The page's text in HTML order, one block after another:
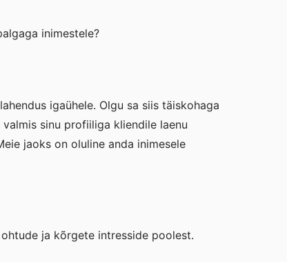
inimestele?
igaühele. Olgu sa siis täiskohaga
sinu profiiliga kliendile laenu
jaoks on oluline anda inimesele
ja kõrgete intresside poolest.